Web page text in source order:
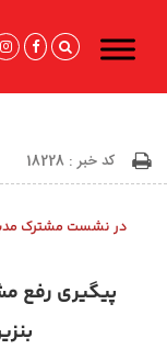
کد خبر : 18228
در نشست مشترک
پیگیری رفع